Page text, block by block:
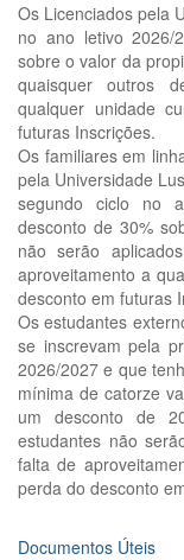
Os Licenciados pela
no ano letivo 2026/
sobre o valor da
quaisquer outros
qualquer unidade
futuras Inscrições.
Os familiares em
pela Universidade
segundo ciclo no
desconto de 30%
não serão
aproveitamento a
desconto em futuras
Os estudantes
se inscrevam pela
2026/2027 e que
mínima de catorze
um desconto de
estudantes não
falta de
perda do desconto
Documentos Úteis